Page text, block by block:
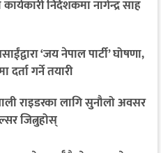
निर्देशकमा नागेन्द्र साह
‘जय नेपाल पार्टी’ घोषणा,
गर्ने तयारी
राइडरका लागि सुनौलो अवसर
जित्नुहोस्